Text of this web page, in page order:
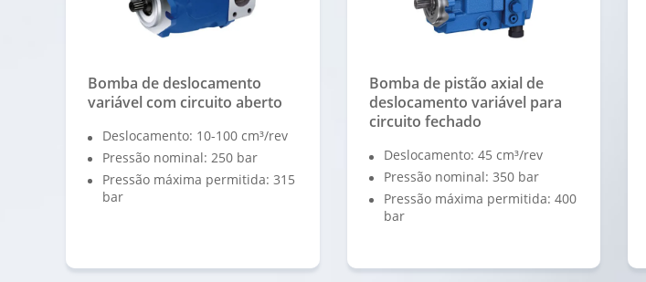
Bomba de deslocamento
variável com circuito aberto
Deslocamento: 10-100 cm³/rev
Pressão nominal: 250 bar
Pressão máxima permitida: 315
bar
Bomba de pistão axial de
deslocamento variável para
circuito fechado
Deslocamento: 45 cm³/rev
Pressão nominal: 350 bar
Pressão máxima permitida: 400
bar